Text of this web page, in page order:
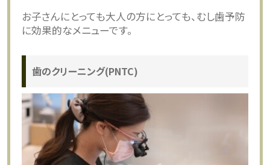
お子さんにとっても大人の方にとっても、むし歯予防
に効果的なメニューです。
歯のクリーニング(PNTC)